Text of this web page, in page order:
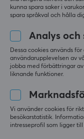
ZOWIE by BenQ
Celeritas II
DIVINA Rosa
(2)
599 kr (1499 kr)
kunna spara saker i
spara språkval och hålla
Analys och
Dessa cookies används
användarupplevelsen av
jobba med förbättringar
liknande funktioner.
Vi använder cookies för
besökarstatistik.
intresseprofil som ligger